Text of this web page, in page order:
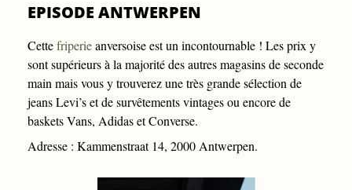
EPISODE ANTWERPEN
Cettefriperieanversoise est un incontournable ! Les prix y
sont supérieurs à la majorité des autres magasins de seconde
main mais vous y trouverez une très grande sélection de
jeans Levi’s et de survêtements vintages ou encore de
baskets Vans, Adidas et Converse.
Adresse : Kammenstraat 14, 2000 Antwerpen.